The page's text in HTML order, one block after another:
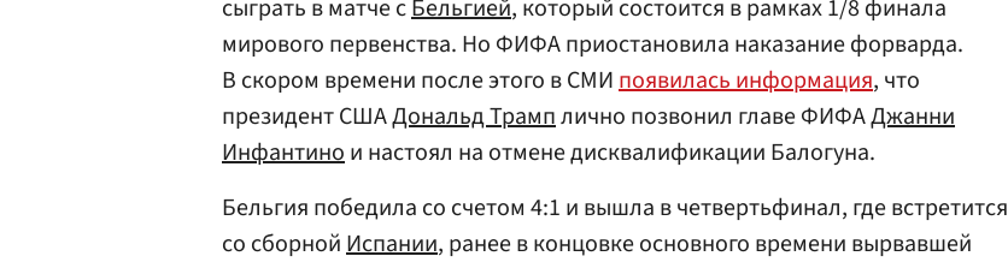
сыграть в матче сБельгией, который состоится в рамках 1/8 финала
мирового первенства. Но ФИФА приостановила наказание форварда.
В скором времени после этого в СМИпоявилась информация, что
президент СШАДональд Трамплично позвонил главе ФИФАДжанни
Инфантинои настоял на отмене дисквалификации Балогуна.
Бельгия победила со счетом 4:1 и вышла в четвертьфинал, где встретится
со сборнойИспании, ранее в концовке основного времени вырвавшей